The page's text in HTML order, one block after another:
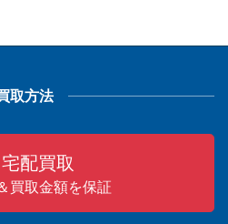
取方法
宅配買取
買取金額を保証